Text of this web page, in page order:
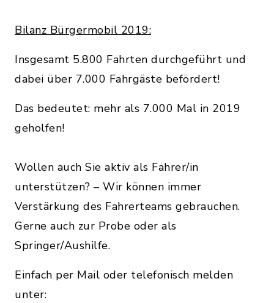
Bilanz Bürgermobil 2019:
Insgesamt 5.800 Fahrten durchgeführt und
dabei über 7.000 Fahrgäste befördert!
Das bedeutet: mehr als 7.000 Mal in 2019
geholfen!
Wollen auch Sie aktiv als Fahrer/in
unterstützen? – Wir können immer
Verstärkung des Fahrerteams gebrauchen.
Gerne auch zur Probe oder als
Springer/Aushilfe.
Einfach per Mail oder telefonisch melden
unter: